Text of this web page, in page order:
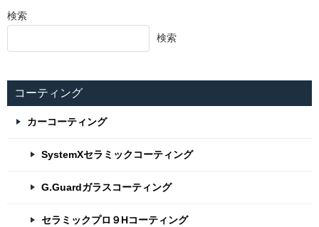
検索
検索
コーティング
カーコーティング
SystemXセラミックコーティング
G.Guardガラスコーティング
セラミックプロ９Hコーティング